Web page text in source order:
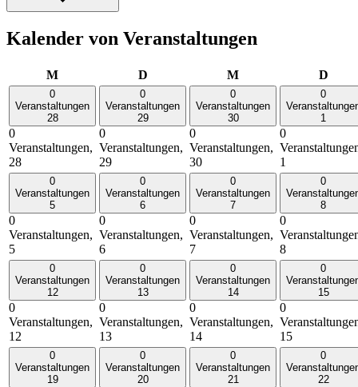
Kalender von Veranstaltungen
MMontag DDienstag MMittwoch D
0
Veranstaltungen
28
0
Veranstaltungen,
28
0
Veranstaltungen
29
0
Veranstaltungen,
29
0
Veranstaltungen
30
0
Veranstaltungen,
30
0
1
0
1
0
Veranstaltungen
5
0
Veranstaltungen,
5
0
Veranstaltungen
6
0
Veranstaltungen,
6
0
Veranstaltungen
7
0
Veranstaltungen,
7
0
8
0
8
0
Veranstaltungen
12
0
Veranstaltungen,
12
0
Veranstaltungen
13
0
Veranstaltungen,
13
0
Veranstaltungen
14
0
Veranstaltungen,
14
0
15
0
15
0
Veranstaltungen
19
0
Veranstaltungen
20
0
Veranstaltungen
21
0
22